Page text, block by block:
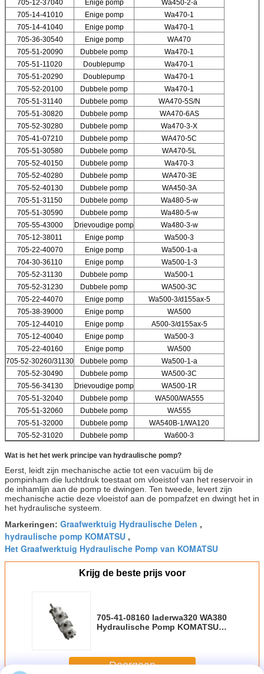
705-12-37040
Enige pomp
Wa450-2-a
705-14-41010
Enige pomp
Wa470-1
705-14-41040
Enige pomp
Wa470-1
705-36-30540
Enige pomp
WA470
705-51-20090
Dubbele pomp
Wa470-1
705-51-11020
Doublepump
Wa470-1
705-51-20290
Doublepump
Wa470-1
705-52-20100
Dubbele pomp
Wa470-1
705-51-31140
Dubbele pomp
WA470-5S/N
705-51-30820
Dubbele pomp
WA470-6AS
705-52-30280
Dubbele pomp
Wa470-3-X
705-41-07210
Dubbele pomp
WA470-5C
705-51-30580
Dubbele pomp
WA470-5L
705-52-40150
Dubbele pomp
Wa470-3
705-52-40280
Dubbele pomp
WA470-3E
705-52-40130
Dubbele pomp
WA450-3A
705-51-31150
Dubbele pomp
Wa480-5-w
705-51-30590
Dubbele pomp
Wa480-5-w
705-55-43000
Drievoudige pomp
Wa480-3-w
705-12-38011
Enige pomp
Wa500-3
705-22-40070
Enige pomp
Wa500-1-a
704-30-36110
Enige pomp
Wa500-1-3
705-52-31130
Dubbele pomp
Wa500-1
705-52-31230
Dubbele pomp
WA500-3C
705-22-44070
Enige pomp
Wa500-3/d155ax-5
705-38-39000
Enige pomp
WA500
705-12-44010
Enige pomp
A500-3/d155ax-5
705-12-40040
Enige pomp
Wa500-3
705-22-40160
Enige pomp
WA500
705-52-30260/31130
Dubbele pomp
Wa500-1-a
705-52-30490
Dubbele pomp
WA500-3C
705-56-34130
Drievoudige pomp
WA500-1R
705-51-32040
Dubbele pomp
WA500/WA555
705-51-32060
Dubbele pomp
WA555
705-51-32000
Dubbele pomp
WA540B-1/WA120
705-52-31020
Dubbele pomp Wa600-3
Wat is het het werk principe van hydraulische pomp?
Eerst, leidt zijn mechanische actie tot een vacuüm bij de
pompinham die luchtdruk toestaat om vloeistof van het reservoir in
de inhamlijn aan de pomp te dwingen. Ten tweede, levert zijn
mechanische actie deze vloeistof aan de pompafzet en dwingt het in
het hydraulische systeem.
Markeringen: Graafwerktuig Hydraulische Delen ,
hydraulische pomp KOMATSU ,
Het Graafwerktuig Hydraulische Pomp van KOMATSU
Krijg de beste prijs voor
705-41-08160 laderwa320 WA380
Hydraulische Pomp KOMATSU
Doorgaan